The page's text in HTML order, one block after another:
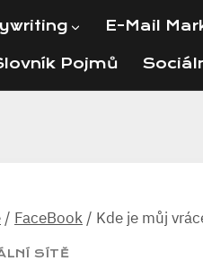
E-Mail
Pojmů
/ FaceBook / Kde je můj
SÍTĚ